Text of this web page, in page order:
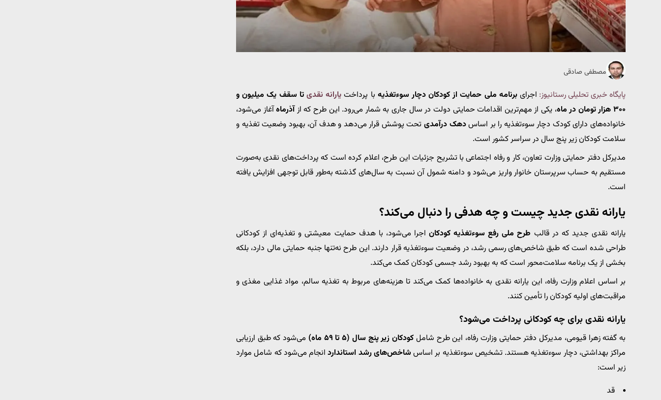
مصطفی صادقی
پایگاه خبری تحلیلی رستانیوز: اجرایبرنامه ملی حمایت از کودکان دچار سوءتغذیه با پرداخت یارانه نقدی تا سقف یک میلیون و
۳۰۰ هزار تومان در ماه
، یکی از مهم‌ترین اقدامات حمایتی دولت در سال جاری به شمار می‌رود. این طرح که ازآذرماهآغاز می‌شود،
خانواده‌های دارای کودک دچار سوءتغذیه را بر اساسدهک درآمدیتحت پوشش قرار می‌دهد و هدف آن، بهبود وضعیت تغذیه و
سلامت کودکان زیر پنج سال در سراسر کشور است.
مدیرکل دفتر حمایتی وزارت تعاون، کار و رفاه اجتماعی با تشریح جزئیات این طرح، اعلام کرده است که پرداخت‌های نقدی به‌صورت
مستقیم به حساب سرپرستان خانوار واریز می‌شود و دامنه شمول آن نسبت به سال‌های گذشته به‌طور قابل توجهی افزایش یافته
است.
یارانه نقدی جدید چیست و چه هدفی را دنبال می‌کند؟
یارانه نقدی جدید که در قالب طرح ملی رفع سوءتغذیه کودکان اجرا می‌شود، با هدف حمایت معیشتی و تغذیه‌ای از کودکانی
طراحی شده است که طبق شاخص‌های رسمی رشد، در وضعیت سوءتغذیه قرار دارند. این طرح نه‌تنها جنبه حمایتی مالی دارد، بلکه
بخشی از یک برنامه سلامت‌محور است که به بهبود رشد جسمی کودکان کمک می‌کند.
بر اساس اعلام وزارت رفاه، این یارانه نقدی به خانواده‌ها کمک می‌کند تا هزینه‌های مربوط به تغذیه سالم، مواد غذایی مغذی و
مراقبت‌های اولیه کودکان را تأمین کنند.
یارانه نقدی برای چه کودکانی پرداخت می‌شود؟
به گفته زهرا قیومی، مدیرکل دفتر حمایتی وزارت رفاه، این طرح شامل کودکان زیر پنج سال (۵ تا ۵۹ ماه)
می‌شود که طبق ارزیابی
مراکز بهداشتی، دچار سوءتغذیه هستند. تشخیص سوءتغذیه بر اساس شاخص‌های رشد استانداردانجام می‌شود که شامل موارد
زیر است:
قد